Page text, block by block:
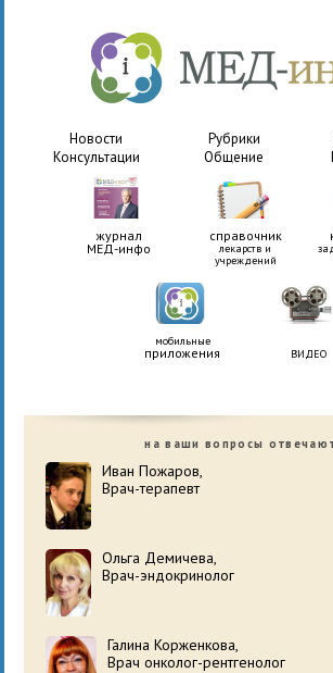
Новости Рубрики
Консультации
Общение
журнал
МЕД-инфо
справочник
лекарств и
учреждений
мобильные
приложения ВИДЕО
на ваши вопросы
Иван Пожаров,
Врач-терапевт
Ольга Демичева,
Врач-эндокринолог
Галина Корженкова,
Врач онколог-рентгенолог